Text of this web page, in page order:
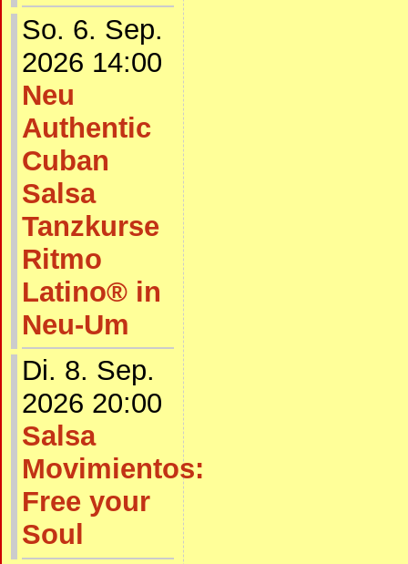
So. 6. Sep.
2026 14:00
Neu
Authentic
Cuban
Salsa
Tanzkurse
Ritmo
Latino® in
Neu-Um
Di. 8. Sep.
2026 20:00
Salsa
Movimientos:
Free your
Soul